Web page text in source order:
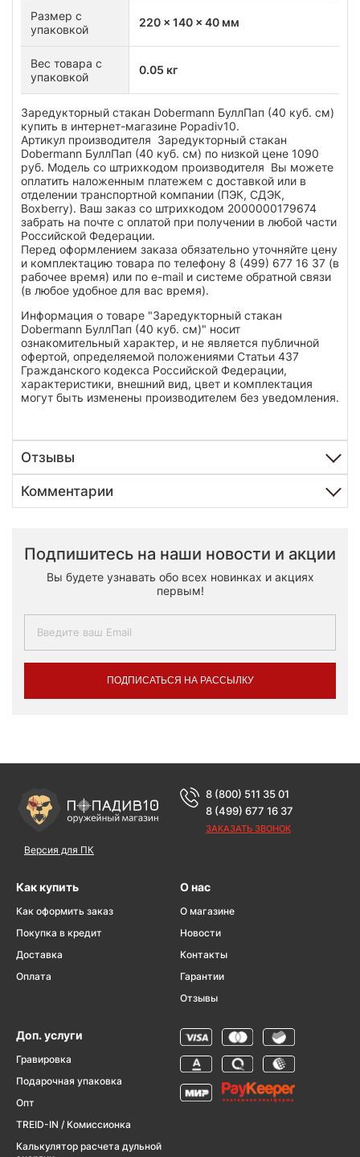
Размер с
упаковкой
220 x 140 x 40 мм
Вес товара с
упаковкой
0.05 кг
Заредукторный стакан Dobermann БуллПап (40 куб. см)
купить в интернет-магазине Popadiv10.
Артикул производителя Заредукторный стакан
Dobermann БуллПап (40 куб. см) по низкой цене 1090
руб. Модель со штрихкодом производителя Вы можете
оплатить наложенным платежем с доставкой или в
отделении транспортной компании (ПЭК, СДЭК,
Boxberry). Ваш заказ со штрихкодом 2000000179674
забрать на почте с оплатой при получении в любой части
Российской Федерации.
Перед оформлением заказа обязательно уточняйте цену
и комплектацию товара по телефону 8 (499) 677 16 37 (в
рабочее время) или по e-mail и системе обратной связи
(в любое удобное для вас время).
Информация о товаре "Заредукторный стакан
Dobermann БуллПап (40 куб. см)" носит
ознакомительный характер, и не является публичной
офертой, определяемой положениями Статьи 437
Гражданского кодекса Российской Федерации,
характеристики, внешний вид, цвет и комплектация
могут быть изменены производителем без уведомления.
Отзывы
Комментарии
Подпишитесь на наши новости и акции
Вы будете узнавать обо всех новинках и акциях
первым!
ПОДПИСАТЬСЯ НА РАССЫЛКУ
Версия для ПК
8 (800) 511 35 01
8 (499) 677 16 37
ЗАКАЗАТЬ ЗВОНОК
Как купить
Как оформить заказ
Покупка в кредит
Доставка
Оплата
О нас
О магазине
Новости
Контакты
Гарантии
Отзывы
Доп. услуги
Гравировка
Подарочная упаковка
Опт
TREID-IN / Комиссионка
Калькулятор расчета дульной